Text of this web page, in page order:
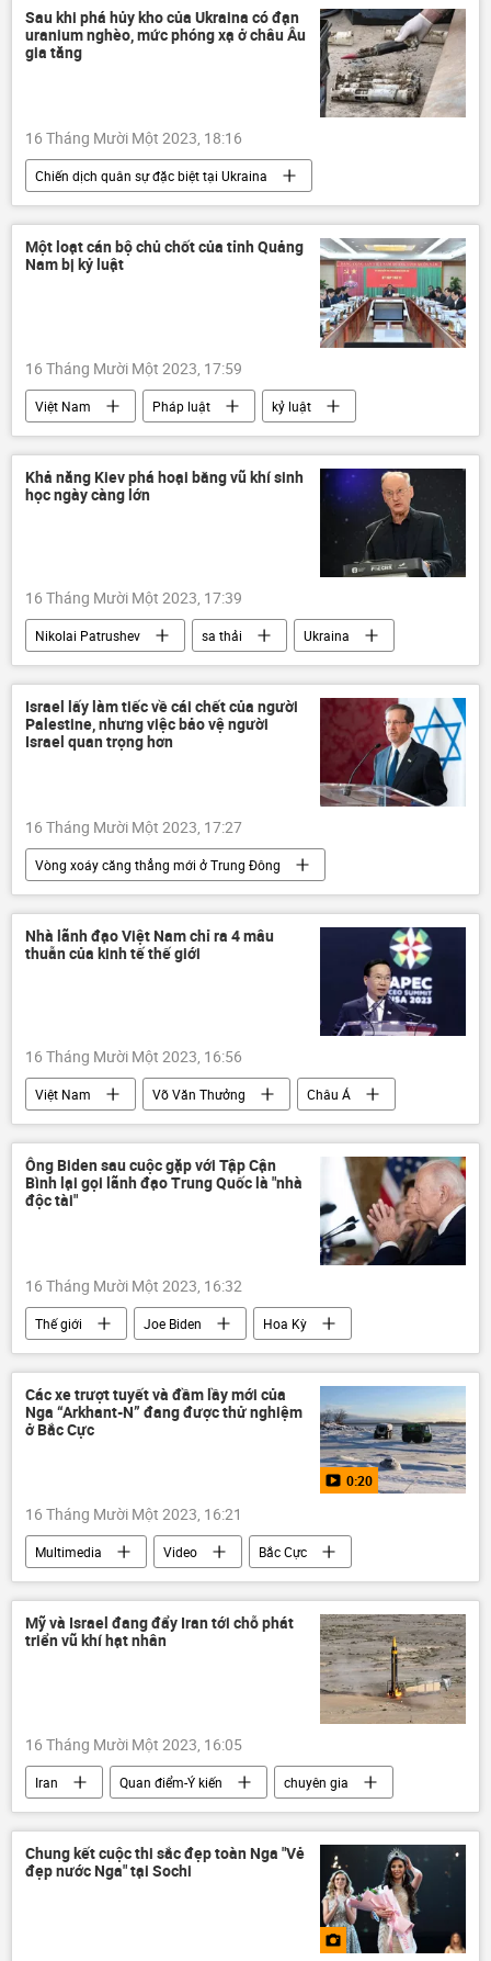
Thế giới Quân sự
LNR
Sáp nhập DNR, LNR, Zaporozhye và Kherson vào Nga
Sau khi phá hủy kho của Ukraina có đạn
uranium nghèo, mức phóng xạ ở châu Âu
gia tăng
16 Tháng Mười Một 2023, 18:16
Chiến dịch quân sự đặc biệt tại Ukraina
uranium
Cuộc khủng hoảng ở Ukraina
Ukraina
viện trợ quân sự
Thế giới
Quân sự
phương Tây
Một loạt cán bộ chủ chốt của tỉnh Quảng
Nam bị kỷ luật
16 Tháng Mười Một 2023, 17:59
Việt Nam Pháp luật
kỷ luật
cán bộ
đợt kiểm tra
Bộ Chính Trị VN
Quảng Nam
cảnh cáo
Khả năng Kiev phá hoại bằng vũ khí sinh
học ngày càng lớn
16 Tháng Mười Một 2023, 17:39
Nikolai Patrushev sa thải
Ukraina
Thế giới
Quân sự
an ninh
vũ khí hóa học
Israel lấy làm tiếc về cái chết của người
Palestine, nhưng việc bảo vệ người
Israel quan trọng hơn
16 Tháng Mười Một 2023, 17:27
Vòng xoáy căng thẳng mới ở Trung Đông
Palestine
Israel
Thế giới
Chính trị
Gaza tử vong
Nhà lãnh đạo Việt Nam chỉ ra 4 mâu
thuẫn của kinh tế thế giới
16 Tháng Mười Một 2023, 16:56
Việt Nam Võ Văn Thưởng
Châu Á
Á-Thái Bình Dương
Thế giới
Chính trị
Kinh tế
APEC tại San Francisco
Ông Biden sau cuộc gặp với Tập Cận
Bình lại gọi lãnh đạo Trung Quốc là "nhà
độc tài"
16 Tháng Mười Một 2023, 16:32
Thế giới Joe Biden
Hoa Kỳ
Trung Quốc
Tập Cận Bình
Chính trị
Bộ Ngoại giao Trung Quốc
APEC tại San Francisco
Các xe trượt tuyết và đầm lầy mới của
Nga “Arkhant-N” đang được thử nghiệm
ở Bắc Cực
0:20
16 Tháng Mười Một 2023, 16:21
Multimedia Video
Bắc Cực
Nga
Murmansk
xe tải
xe hơi
thiết bị
thiết bị đặc biệt
trượt tuyết
tuyết rơi
Mỹ và Israel đang đẩy Iran tới chỗ phát
triển vũ khí hạt nhân
16 Tháng Mười Một 2023, 16:05
Iran Quan điểm-Ý kiến
chuyên gia
Thế giới
Hoa Kỳ
vũ khí hạt nhân
Quân sự
IAEA
Vòng xoáy căng thẳng mới ở Trung Đông
Chung kết cuộc thi sắc đẹp toàn Nga "Vẻ
đẹp nước Nga" tại Sochi